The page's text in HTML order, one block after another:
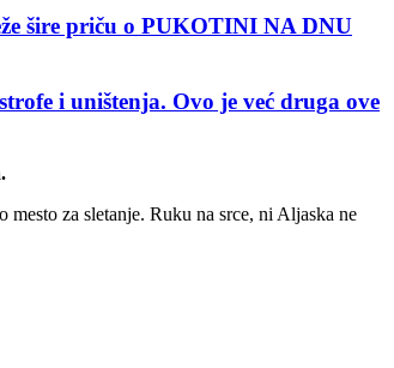
šire priču o PUKOTINI NA DNU
i uništenja. Ovo je već druga ove
za sletanje. Ruku na srce, ni Aljaska ne